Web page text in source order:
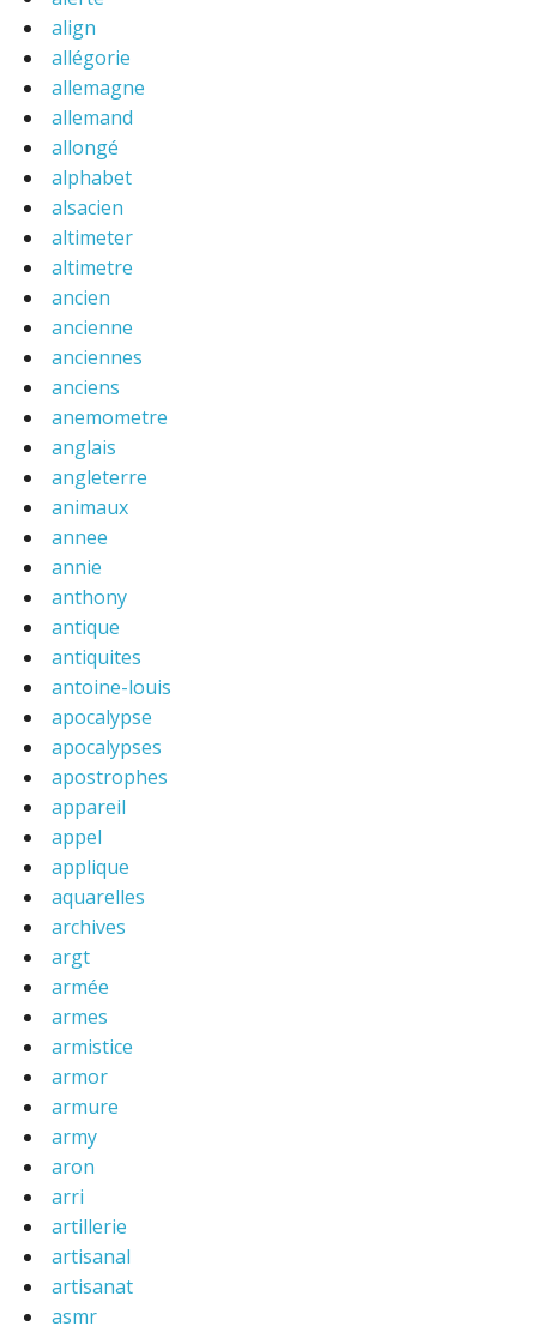
align
allégorie
allemagne
allemand
allongé
alphabet
alsacien
altimeter
altimetre
ancien
ancienne
anciennes
anciens
anemometre
anglais
angleterre
animaux
annee
annie
anthony
antique
antiquites
antoine-louis
apocalypse
apocalypses
apostrophes
appareil
appel
applique
aquarelles
archives
argt
armée
armes
armistice
armor
armure
army
aron
arri
artillerie
artisanal
artisanat
asmr